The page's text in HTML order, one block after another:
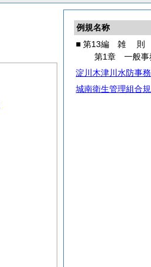
例規名称
■ 第13編 雑 則
第1章 一般事
淀川木津川水防事
城南衛生管理組合